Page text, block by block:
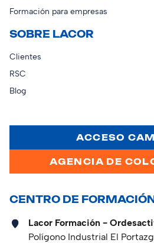
Formación para empresas
SOBRE LACOR
Clientes
RSC
Blog
ACCESO
AGENCIA DE
CENTRO DE
Lacor Formación -
Polígono Industrial El